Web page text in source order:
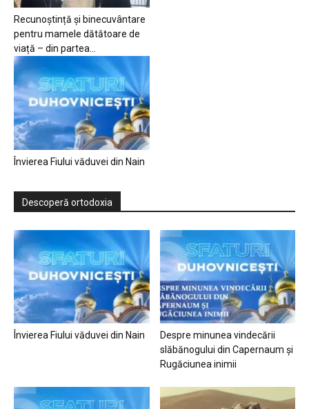
Recunoștință și binecuvântare
pentru mamele dătătoare de
viață – din partea...
Învierea Fiului văduvei din Nain
Descoperă ortodoxia
Învierea Fiului văduvei din Nain
Despre minunea vindecării
slăbănogului din Capernaum și
Rugăciunea inimii